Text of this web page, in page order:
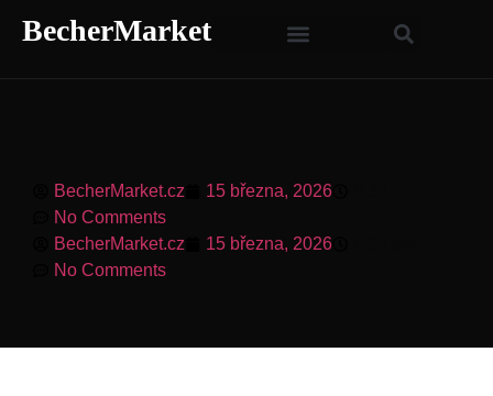
BecherMarket
BecherMarket.cz 15 března, 2026
No Comments
BecherMarket.cz
15 března, 2026
No Comments